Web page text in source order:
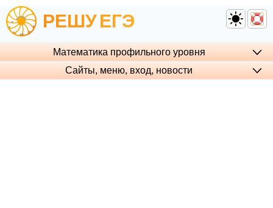
РЕШУЕГЭ
Математика профильного уровня
Сайты, меню, вход, но­во­сти